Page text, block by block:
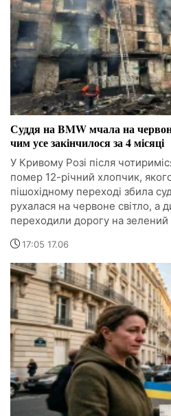
Суддя на BMW мчала на
чим усе закінчилося за 4 місяці
У Кривому Розі після
помер 12-річний хлопчик,
пішохідному переході збила
рухалася на червоне світло, а
переходили дорогу на зелений
17:05 17.06